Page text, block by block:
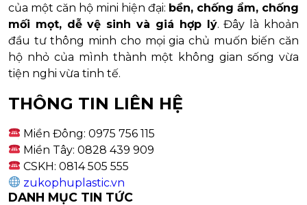
của một căn hộ mini hiện đại: bền, chống ẩm, chống
mối mọt, dễ vệ sinh và giá hợp lý. Đây là khoản
đầu tư thông minh cho mọi gia chủ muốn biến căn
hộ nhỏ của mình thành một không gian sống vừa
tiện nghi vừa tinh tế.
THÔNG TIN LIÊN HỆ
Miền Đông: 0975 756 115
Miền Tây: 0828 439 909
CSKH: 0814 505 555
zukophuplastic.vn
DANH MỤC TIN TỨC